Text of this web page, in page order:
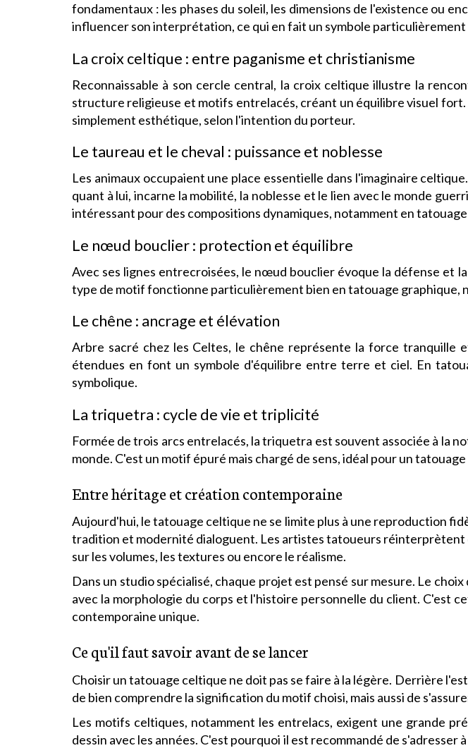
fondamentaux : les phases du soleil, les dimensions de l'existence ou
influencer son interprétation, ce qui en fait un symbole particulièrement
La croix celtique : entre paganisme et christianisme
Reconnaissable à son cercle central, la croix celtique illustre la
structure religieuse et motifs entrelacés, créant un équilibre visuel
simplement esthétique, selon l'intention du porteur.
Le taureau et le cheval : puissance et noblesse
Les animaux occupaient une place essentielle dans l'imaginaire
quant à lui, incarne la mobilité, la noblesse et le lien avec le monde
intéressant pour des compositions dynamiques, notamment en
Le nœud bouclier : protection et équilibre
Avec ses lignes entrecroisées, le nœud bouclier évoque la défense et
type de motif fonctionne particulièrement bien en tatouage graphique,
Le chêne : ancrage et élévation
Arbre sacré chez les Celtes, le chêne représente la force tranquille
étendues en font un symbole d'équilibre entre terre et ciel. En
symbolique.
La triquetra : cycle de vie et triplicité
Formée de trois arcs entrelacés, la triquetra est souvent associée à la
monde. C'est un motif épuré mais chargé de sens, idéal pour un
Entre héritage et création contemporaine
Aujourd'hui, le tatouage celtique ne se limite plus à une reproduction
tradition et modernité dialoguent. Les artistes tatoueurs réinterprètent
sur les volumes, les textures ou encore le réalisme.
Dans un studio spécialisé, chaque projet est pensé sur mesure. Le
avec la morphologie du corps et l'histoire personnelle du client. C'est
contemporaine unique.
Ce qu'il faut savoir avant de se lancer
Choisir un tatouage celtique ne doit pas se faire à la légère. Derrière
de bien comprendre la signification du motif choisi, mais aussi de
Les motifs celtiques, notamment les entrelacs, exigent une grande
dessin avec les années. C'est pourquoi il est recommandé de